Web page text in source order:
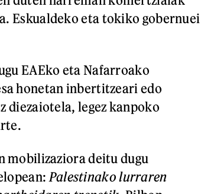
Eskualdeko eta tokiko gobernuei
EAEko eta Nafarroako
honetan inbertitzeari edo
diezaiotela, legez kanpoko
mobilizaziora deitu dugu
Palestinako lurraren